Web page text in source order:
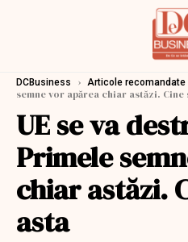
DCBusiness › Articole recomandate
semne vor apărea chiar astăzi. Cine
UE se va
Primele
chiar astăzi.
asta